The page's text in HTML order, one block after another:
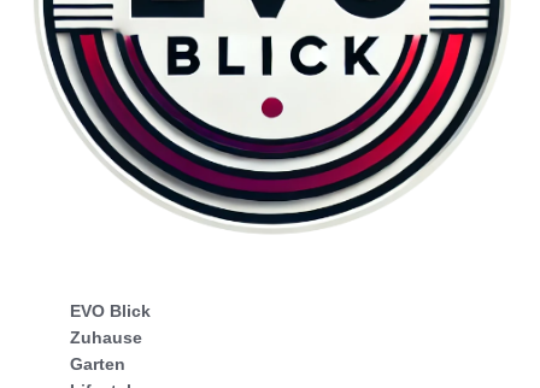
EVO Blick
Zuhause
Garten